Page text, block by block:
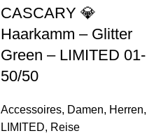
CASCARY 💎
Haarkamm – Glitter
Green – LIMITED 01-
50/50
Accessoires, Damen, Herren,
LIMITED, Reise